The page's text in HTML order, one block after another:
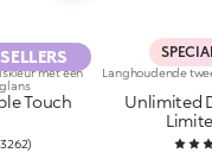
met een
Touch
3262)
Langhoudende
Unlimited